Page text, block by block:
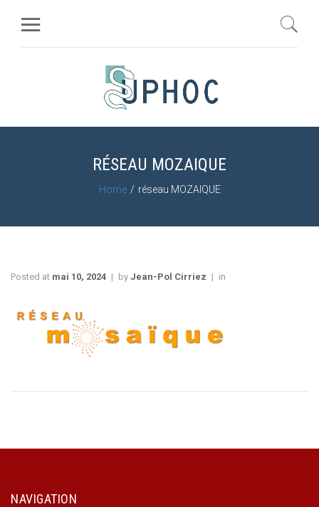
RÉSEAU MOZAIQUE
Home réseau MOZAIQUE
Posted at mai 10, 2024 by Jean-Pol Cirriez in
NAVIGATION